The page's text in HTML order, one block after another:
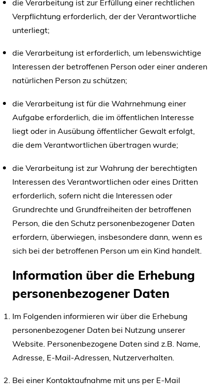
Verpflichtung erforderlich, der der Verantwortliche
unterliegt;
die Verarbeitung ist erforderlich, um lebenswichtige
Interessen der betroffenen Person oder einer anderen
natürlichen Person zu schützen;
die Verarbeitung ist für die Wahrnehmung einer
Aufgabe erforderlich, die im öffentlichen Interesse
liegt oder in Ausübung öffentlicher Gewalt erfolgt,
die dem Verantwortlichen übertragen wurde;
die Verarbeitung ist zur Wahrung der berechtigten
Interessen des Verantwortlichen oder eines Dritten
erforderlich, sofern nicht die Interessen oder
Grundrechte und Grundfreiheiten der betroffenen
Person, die den Schutz personenbezogener Daten
erfordern, überwiegen, insbesondere dann, wenn es
sich bei der betroffenen Person um ein Kind handelt.
Information über die Erhebung
personenbezogener Daten
Im Folgenden informieren wir über die Erhebung
personenbezogener Daten bei Nutzung unserer
Website. Personenbezogene Daten sind z.B. Name,
Adresse, E-Mail-Adressen, Nutzerverhalten.
Bei einer Kontaktaufnahme mit uns per E-Mail